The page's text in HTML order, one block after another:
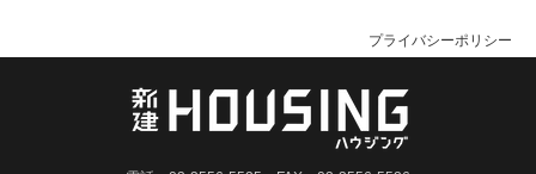
プライバシーポリシー